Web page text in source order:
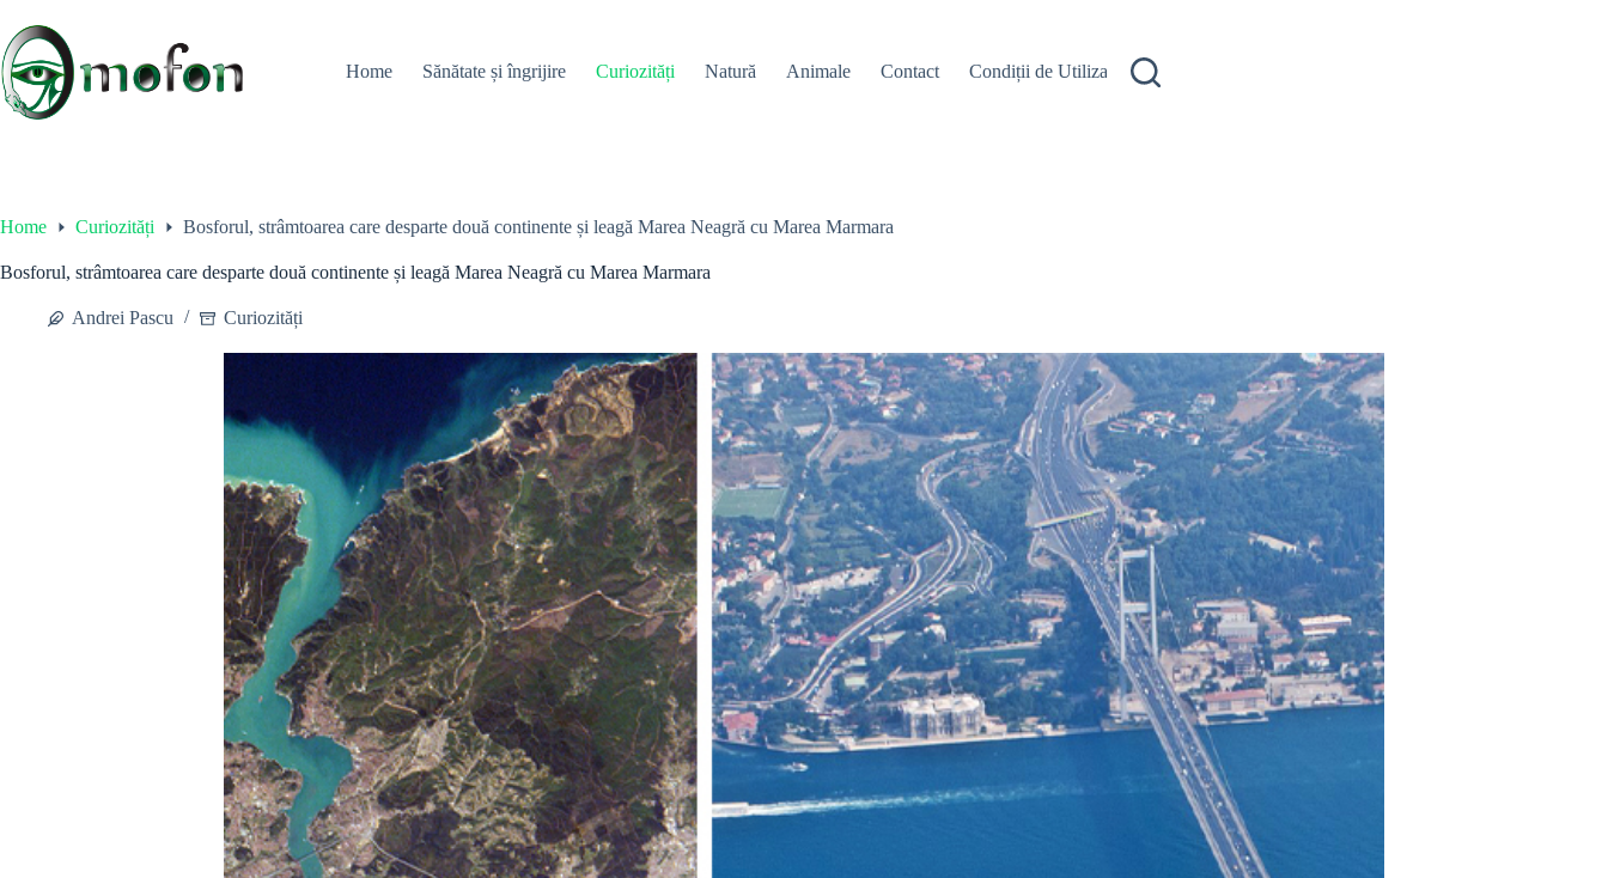
content
Home
Sănătate și îngrijire Curiozități Natură Animale Contact Condiții de Utilizare
Home Curiozități Bosforul, strâmtoarea care desparte două continente și leagă Marea Neagră cu Marea Marmara
Bosforul, strâmtoarea care desparte două continente și leagă Marea Neagră cu Marea Marmara
Andrei Pascu Curiozități